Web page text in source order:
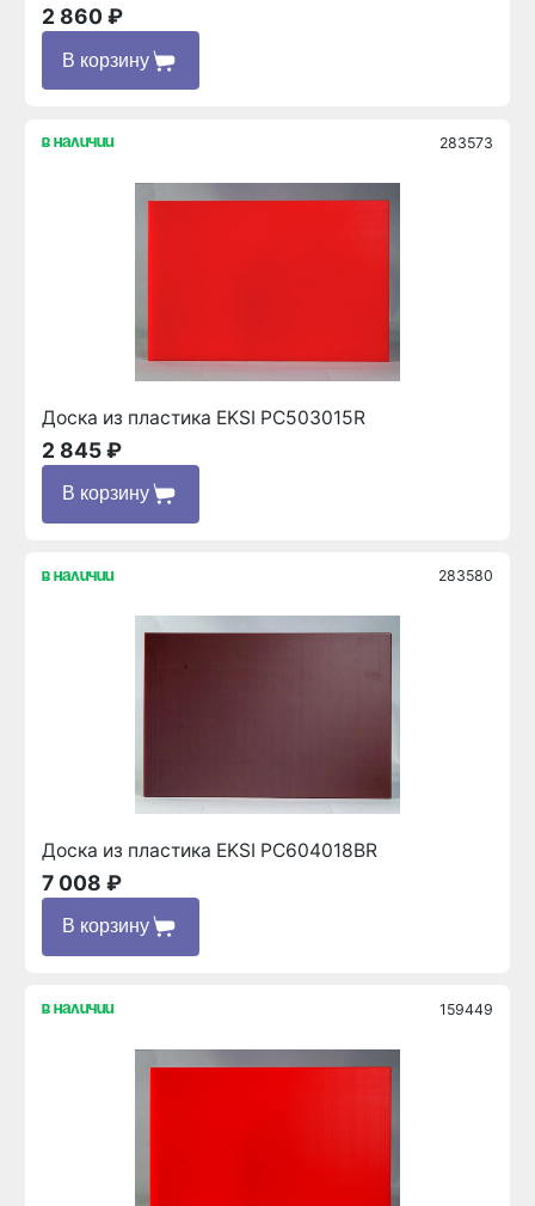
2 860 ₽
В корзину
в наличии 283573
Доска из пластика EKSI PC503015R
2 845 ₽
В корзину
в наличии 283580
Доска из пластика EKSI PC604018BR
7 008 ₽
В корзину
в наличии 159449